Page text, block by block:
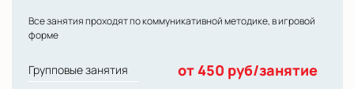
Все занятия проходят по коммуникативной методике, в игровой
форме
Групповые занятия от 450 руб/занятие